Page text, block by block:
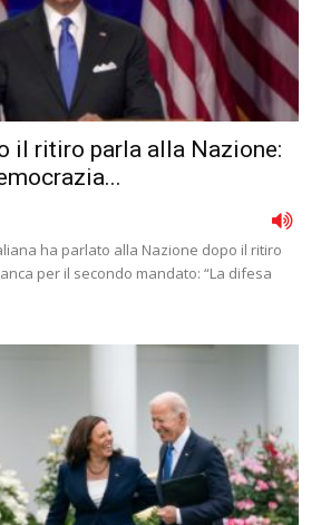
il ritiro parla alla Nazione:
ha parlato alla Nazione dopo il ritiro
per il secondo mandato: “La difesa